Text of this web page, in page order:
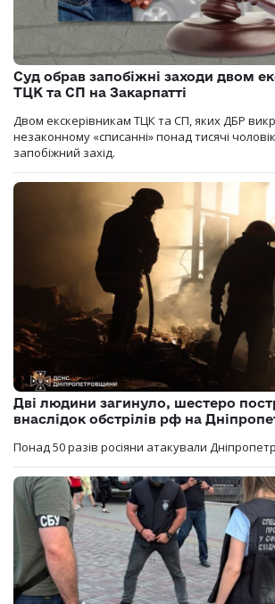
Суд обрав запобіжні заходи двом
ТЦК та СП на Закарпатті
Двом екскерівникам ТЦК та СП, яких ДБР
незаконному «списанні» понад тисячі
запобіжний захід.
Дві людини загинуло, шестеро
внаслідок обстрілів рф на
Понад 50 разів росіяни атакували